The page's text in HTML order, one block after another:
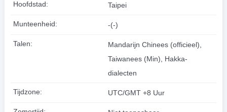
Hoofdstad: Taipei
Munteenheid: -(-)
Talen:
Mandarijn Chinees (officieel),
Taiwanees (Min), Hakka-
dialecten
Tijdzone: UTC/GMT +8 Uur